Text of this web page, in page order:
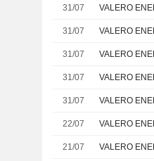
31/07 VALERO
31/07 VALERO
31/07 VALERO
31/07 VALERO
31/07 VALERO
22/07 VALERO
21/07